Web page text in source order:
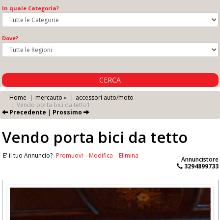
In quale Categoria?
Dove?
CERCA
Home mercauto »
accessori auto/moto
Vendo porta bici da tetto1
Precedente | Prossimo
Vendo porta bici da tetto
Annuncistore
3294899733
E' il tuo Annuncio? Promuovi Modifica Elimina